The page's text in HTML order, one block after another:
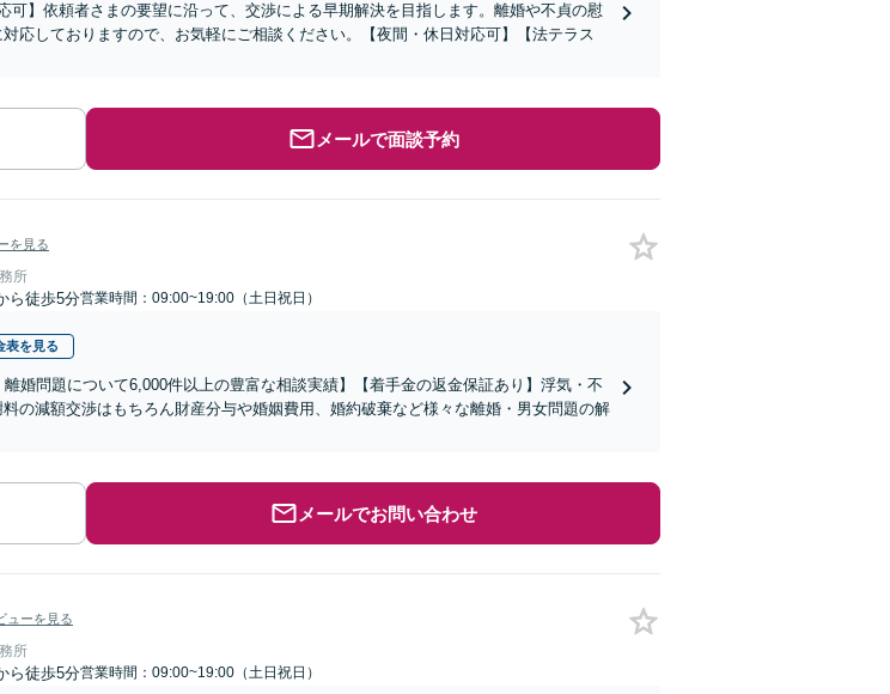
可】依頼者さまの要望に沿って、交渉による早期解決を目指します。離婚や不貞の慰
応しておりますので、お気軽にご相談ください。【夜間・休日対応可】【法テラス
メールで面談予約
を見る
所
ら徒歩5分営業時間：09:00~19:00（土日祝日）
表を見る
離婚問題について6,000件以上の豊富な相談実績】【着手金の返金保証あり】浮気・不
の減額交渉はもちろん財産分与や婚姻費用、婚約破棄など様々な離婚・男女問題の解
メールでお問い合わせ
ューを見る
所
ら徒歩5分営業時間：09:00~19:00（土日祝日）